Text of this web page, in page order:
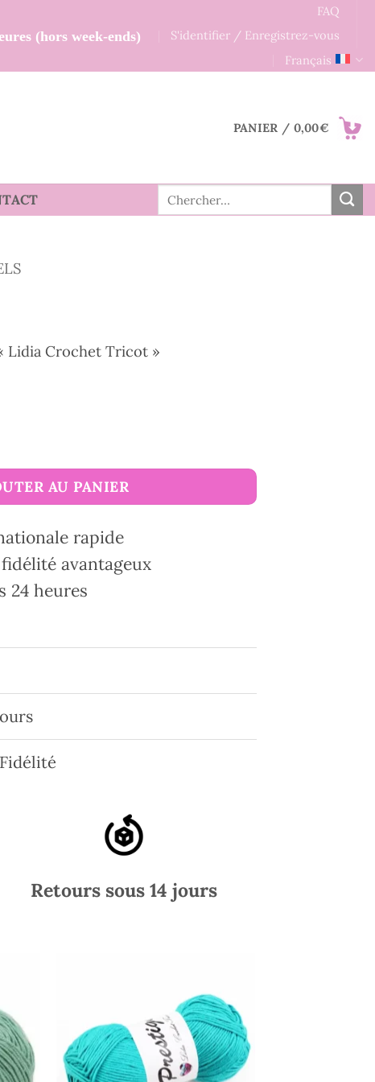
(hors week-ends)
FAQ
S'identifier / Enregistrez-vous
Français
PANIER / 0,00€
Recherche
pour :
Lidia Crochet Tricot »
AU PANIER
rapide
avantageux
24 heures
Retours sous 14 jours